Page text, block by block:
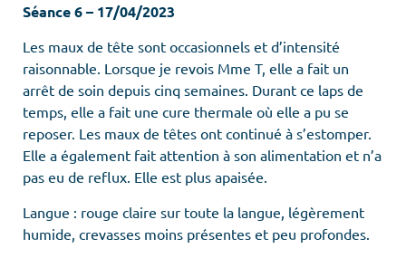
Séance 6 – 17/04/2023
Les maux de tête sont occasionnels et d’intensité
raisonnable. Lorsque je revois Mme T, elle a fait un
arrêt de soin depuis cinq semaines. Durant ce laps de
temps, elle a fait une cure thermale où elle a pu se
reposer. Les maux de têtes ont continué à s’estomper.
Elle a également fait attention à son alimentation et n’a
pas eu de reflux. Elle est plus apaisée.
Langue : rouge claire sur toute la langue, légèrement
humide, crevasses moins présentes et peu profondes.